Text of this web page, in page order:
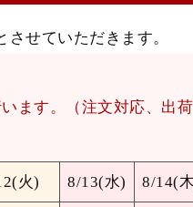
せていただきます。
ます。（注文対応、出
火) 8/13(水) 8/14(